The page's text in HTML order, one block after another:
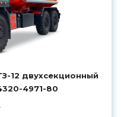
12 двухсекционный
4971-80